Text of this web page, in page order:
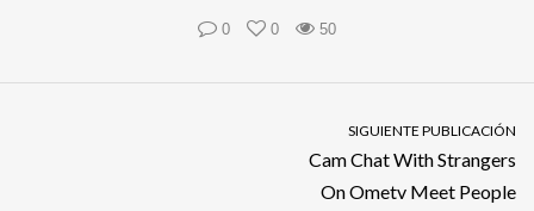
0 0 50
SIGUIENTE PUBLICACIÓN
Cam Chat With Strangers
On Ometv Meet People